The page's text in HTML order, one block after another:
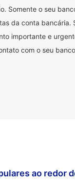
Somente o seu
da conta bancária.
importante e
com o seu
ao redor